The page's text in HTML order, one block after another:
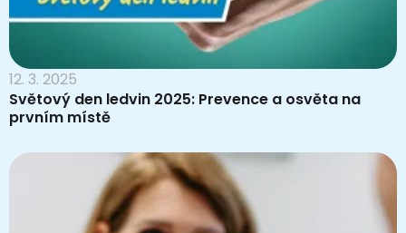
12. 3. 2025
Světový den ledvin 2025: Prevence a osvěta na
prvním místě